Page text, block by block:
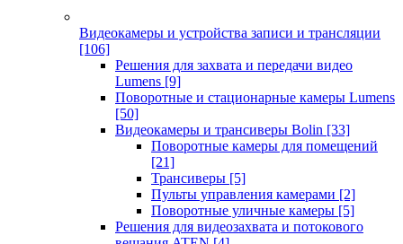
Видеокамеры и устройства записи и трансляции
[106]
Решения для захвата и передачи видео
Lumens [9]
Поворотные и стационарные камеры Lumens
[50]
Видеокамеры и трансиверы Bolin [33]
Поворотные камеры для помещений
[21]
Трансиверы [5]
Пульты управления камерами [2]
Поворотные уличные камеры [5]
Решения для видеозахвата и потокового